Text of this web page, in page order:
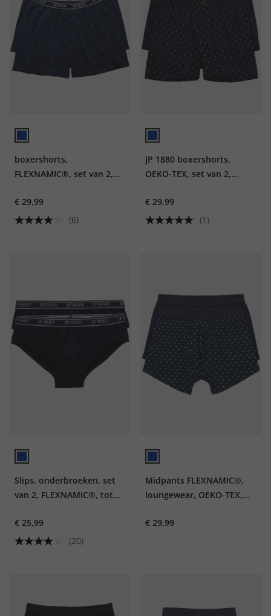
boxershorts,
FLEXNAMIC®, set van 2,
€ 29,99
(6)
JP 1880 boxershorts,
OEKO-TEX, set van 2,
€ 29,99
(1)
Slips, onderbroeken, set
van 2, FLEXNAMIC®, tot
€ 25,99
(20)
Midpants FLEXNAMIC®,
loungewear, OEKO-TEX,
8XL
€ 29,99